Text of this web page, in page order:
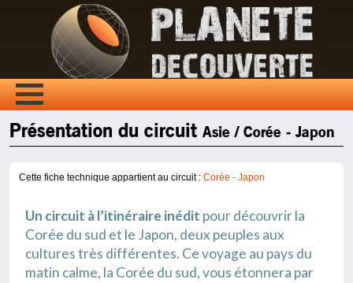
Présentation du circuitAsie / Corée - Japon
Cette fiche technique appartient au circuit :Corée - Japon
Un circuit à l’itinéraire inédit pour découvrir la
Corée du sud et le Japon, deux peuples aux
cultures très différentes. Ce voyage au pays du
matin calme, la Corée du sud, vous étonnera par